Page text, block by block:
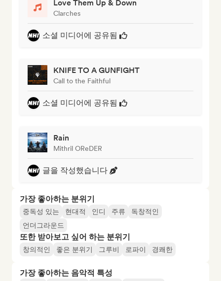
Love Them Up & Down
Clarches
소셜 미디어에 공유됨
KNIFE TO A GUNFIGHT
Call to the Faithful
소셜 미디어에 공유됨
Rain
Mithril OReDER
글을 작성했습니다
가장 좋아하는 분위기
중독성 있는 현대적 인디 주류
독창적인
언더그라운드
또한 받아보고 싶어 하는 분위기
창의적인 좋은 분위기 그루비 로파이 경쾌한
가장 좋아하는 음악적 특성